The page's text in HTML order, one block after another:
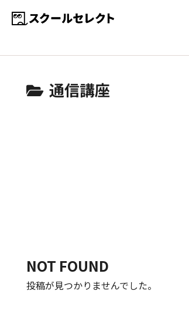
通信講座
NOT FOUND
投稿が見つかりませんでした。